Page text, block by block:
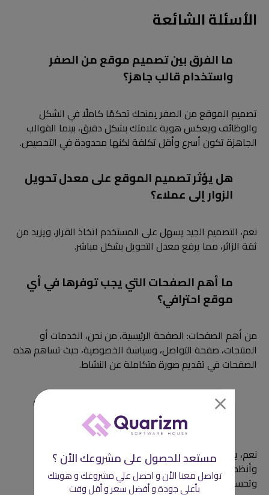
الأسئلة الشائعة
ما الفرق بين تصميم موقع من الصفر
واستخدام قالب جاهز؟
تصميم الموقع من الصفر يمنحك تحكمًا كاملًا في الشكل
والوظائف ويعكس هوية علامتك بشكل دقيق، بينما القوالب
الجاهزة تكون أسرع وأقل تكلفة لكنها محدودة في التخصيص.
هل يؤثر تصميم الموقع على معدل تحويل
الزوار إلى عملاء؟
نعم، التصميم الجيد يسهل على المستخدم اتخاذ القرار، ويزيد من
ثقة الزائر، مما يرفع معدل التحويل بشكل مباشر.
ما أهم الصفحات التي يجب توفرها في أي
موقع احترافي؟
من أهم الصفحات: الصفحة الرئيسية، من نحن، الخدمات أو
المنتجات، صفحة التواصل، وسياسة الخصوصية، حيث تساهم هذه
الصفحات في تقديم صورة متكاملة عن النشاط.
هل يمكن ربط الموقع بأنظمة أخرى مثل
الدفع الإلكتروني أو إدارة العملاء؟
نعم، يمكن ربط الموقع بأنظمة متعددة مثل بوابات الدفع
وأنظمة إدارة العملاء (CRM)، مما يسهل إدارة العمليات
وتحسين تجربة المستخدم.
مستعد للحصول على مشروعك الأن ؟
تواصل معنا الأن و احصل علي مشروعك و هويتك
بأعلي جودة و أفضل سعر و أقل وقت